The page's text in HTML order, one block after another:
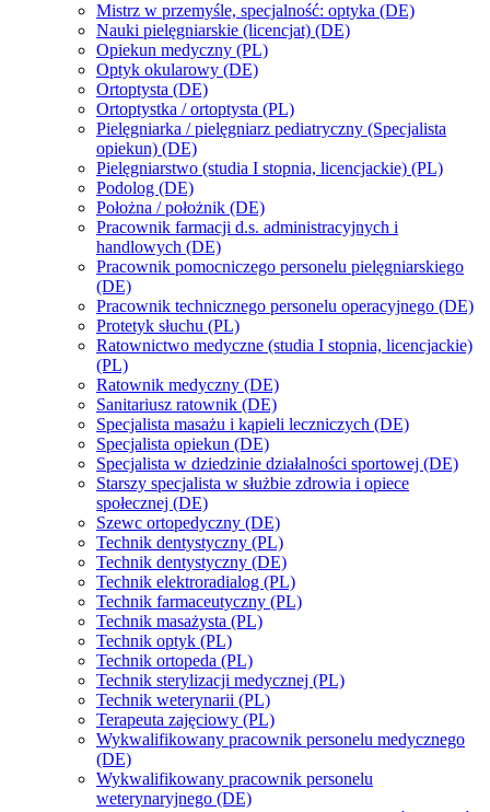
Mistrz w przemyśle, specjalność: optyka (DE)
Nauki pielęgniarskie (licencjat) (DE)
Opiekun medyczny (PL)
Optyk okularowy (DE)
Ortoptysta (DE)
Ortoptystka / ortoptysta (PL)
Pielęgniarka / pielęgniarz pediatryczny (Specjalista
opiekun) (DE)
Pielęgniarstwo (studia I stopnia, licencjackie) (PL)
Podolog (DE)
Położna / położnik (DE)
Pracownik farmacji d.s. administracyjnych i
handlowych (DE)
Pracownik pomocniczego personelu pielęgniarskiego
(DE)
Pracownik technicznego personelu operacyjnego (DE)
Protetyk słuchu (PL)
Ratownictwo medyczne (studia I stopnia, licencjackie)
(PL)
Ratownik medyczny (DE)
Sanitariusz ratownik (DE)
Specjalista masażu i kąpieli leczniczych (DE)
Specjalista opiekun (DE)
Specjalista w dziedzinie działalności sportowej (DE)
Starszy specjalista w służbie zdrowia i opiece
społecznej (DE)
Szewc ortopedyczny (DE)
Technik dentystyczny (PL)
Technik dentystyczny (DE)
Technik elektroradialog (PL)
Technik farmaceutyczny (PL)
Technik masażysta (PL)
Technik optyk (PL)
Technik ortopeda (PL)
Technik sterylizacji medycznej (PL)
Technik weterynarii (PL)
Terapeuta zajęciowy (PL)
Wykwalifikowany pracownik personelu medycznego
(DE)
Wykwalifikowany pracownik personelu
weterynaryjnego (DE)